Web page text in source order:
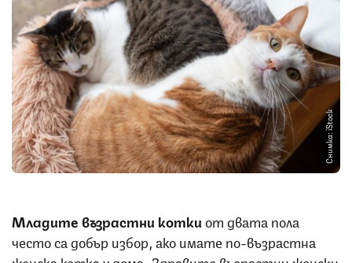
Снимка: iStock
Младите възрастни коткиот двата пола
често са добър избор, ако имате по-възрастна